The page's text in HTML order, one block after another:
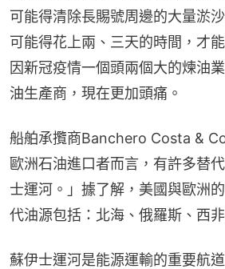
可能得清除長賜號周邊的大量淤
可能得花上兩、三天的時間，才
因新冠疫情一個頭兩個大的煉油
油生產商，現在更加頭痛。
船舶承攬商Banchero Costa &
歐洲石油進口者而言，有許多替
士運河。」據了解，美國與歐洲
代油源包括：北海、俄羅斯、西
蘇伊士運河是能源運輸的重要航